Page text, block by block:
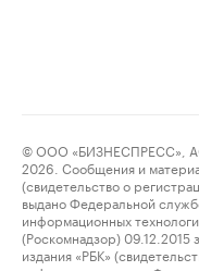
© ООО «БИЗНЕСПРЕСС»,
2026. Сообщения и
(свидетельство о
выдано Федеральной
информационных
(Роскомнадзор)
издания «РБК»